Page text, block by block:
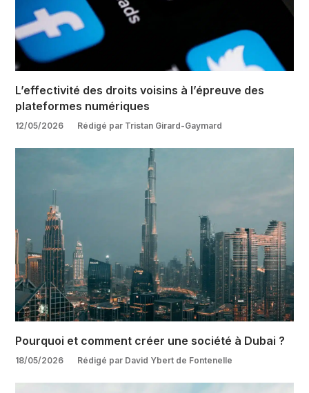
Pourquoi et comment créer une société à Dubai ?
18/05/2026 Rédigé par David Ybert de Fontenelle
L’effectivité des droits voisins à l’épreuve des
plateformes numériques
12/05/2026 Rédigé par Tristan Girard-Gaymard